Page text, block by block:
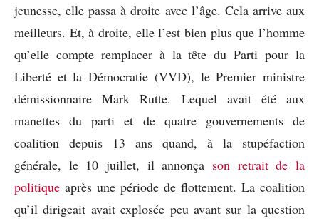
jeunesse, elle passa à droite avec l’âge. Cela arrive aux
meilleurs. Et, à droite, elle l’est bien plus que l’homme
qu’elle compte remplacer à la tête du Parti pour la
Liberté et la Démocratie (VVD), le Premier ministre
démissionnaire Mark Rutte. Lequel avait été aux
manettes du parti et de quatre gouvernements de
coalition depuis 13 ans quand, à la stupéfaction
générale, le 10 juillet, il annonça son retrait de la
politique après une période de flottement. La coalition
qu’il dirigeait avait explosée peu avant sur la question